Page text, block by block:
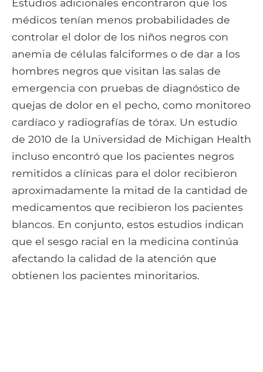
Estudios adicionales encontraron que los
médicos tenían menos probabilidades de
controlar el dolor de los niños negros con
anemia de células falciformes o de dar a los
hombres negros que visitan las salas de
emergencia con pruebas de diagnóstico de
quejas de dolor en el pecho, como monitoreo
cardíaco y radiografías de tórax. Un estudio
de 2010 de la Universidad de Michigan Health
incluso encontró que los pacientes negros
remitidos a clínicas para el dolor recibieron
aproximadamente la mitad de la cantidad de
medicamentos que recibieron los pacientes
blancos. En conjunto, estos estudios indican
que el sesgo racial en la medicina continúa
afectando la calidad de la atención que
obtienen los pacientes minoritarios.